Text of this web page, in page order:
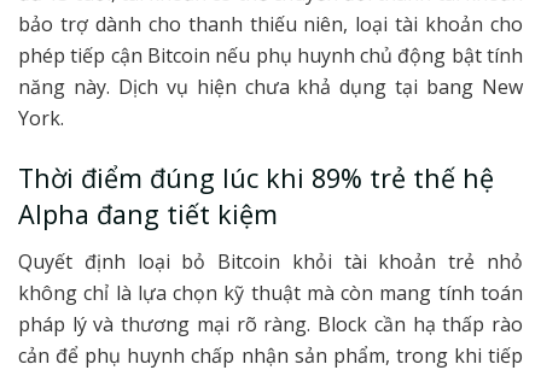
bảo trợ dành cho thanh thiếu niên, loại tài khoản cho
phép tiếp cận Bitcoin nếu phụ huynh chủ động bật tính
năng này. Dịch vụ hiện chưa khả dụng tại bang New
York.
Thời điểm đúng lúc khi 89% trẻ thế hệ
Alpha đang tiết kiệm
Quyết định loại bỏ Bitcoin khỏi tài khoản trẻ nhỏ
không chỉ là lựa chọn kỹ thuật mà còn mang tính toán
pháp lý và thương mại rõ ràng. Block cần hạ thấp rào
cản để phụ huynh chấp nhận sản phẩm, trong khi tiếp